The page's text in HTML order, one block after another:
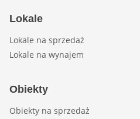
Lokale
Lokale na sprzedaż
Lokale na wynajem
Obiekty
Obiekty na sprzedaż